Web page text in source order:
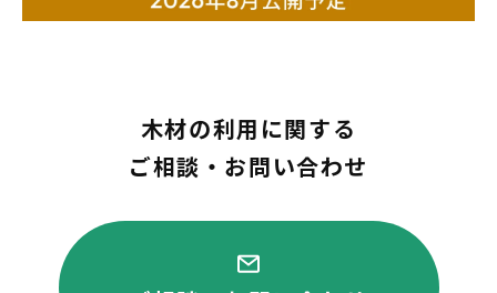
木材の利用に関する
ご相談・お問い合わせ